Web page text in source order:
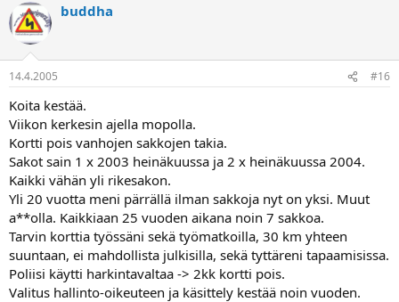
buddha
14.4.2005 #16
Koita kestää.
Viikon kerkesin ajella mopolla.
Kortti pois vanhojen sakkojen takia.
Sakot sain 1 x 2003 heinäkuussa ja 2 x heinäkuussa 2004.
Kaikki vähän yli rikesakon.
Yli 20 vuotta meni pärrällä ilman sakkoja nyt on yksi. Muut
a**olla. Kaikkiaan 25 vuoden aikana noin 7 sakkoa.
Tarvin korttia työssäni sekä työmatkoilla, 30 km yhteen
suuntaan, ei mahdollista julkisilla, sekä tyttäreni tapaamisissa.
Poliisi käytti harkintavaltaa -> 2kk kortti pois.
Valitus hallinto-oikeuteen ja käsittely kestää noin vuoden.